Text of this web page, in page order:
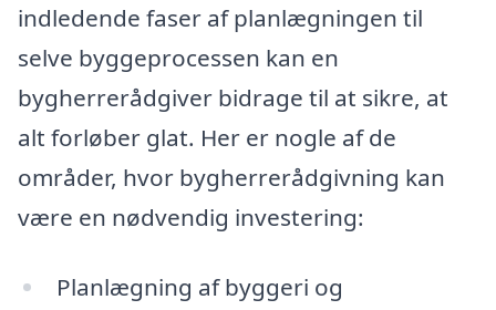
indledende faser af planlægningen til
selve byggeprocessen kan en
bygherrerådgiver bidrage til at sikre, at
alt forløber glat. Her er nogle af de
områder, hvor bygherrerådgivning kan
være en nødvendig investering:
Planlægning af byggeri og